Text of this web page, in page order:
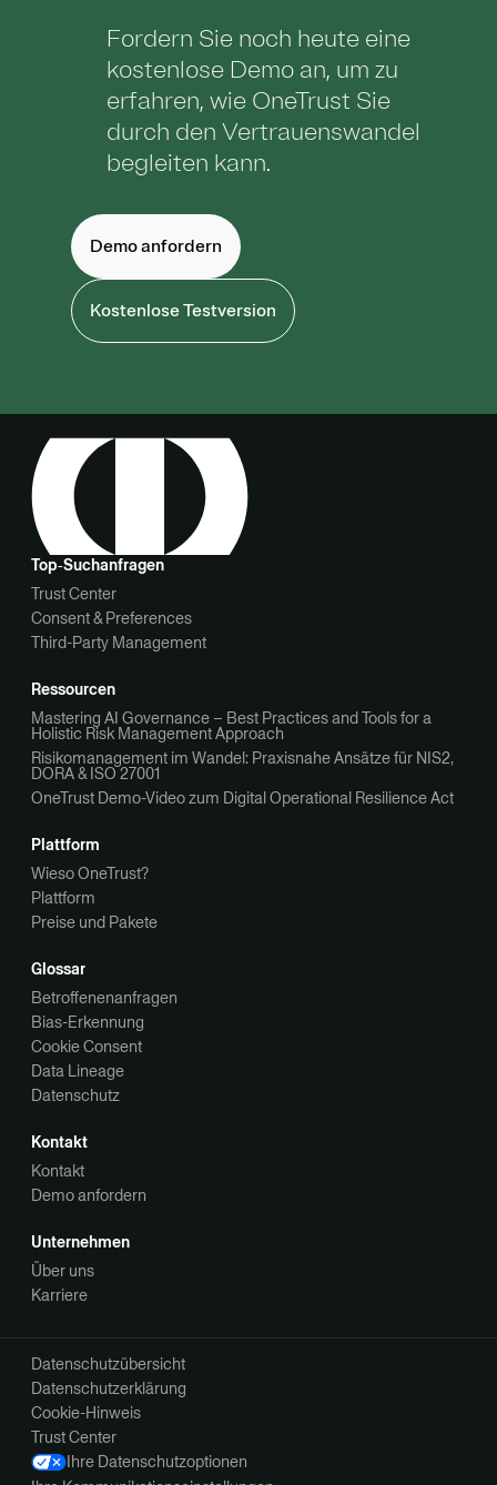
Fordern Sie noch heute eine
kostenlose Demo an, um zu
erfahren, wie OneTrust Sie
durch den Vertrauenswandel
begleiten kann.
Demo anfordern
Kostenlose Testversion
Top‑Suchanfragen
Trust Center
Consent & Preferences
Third-Party Management
Ressourcen
Mastering AI Governance – Best Practices and Tools for a
Holistic Risk Management Approach
Risikomanagement im Wandel: Praxisnahe Ansätze für NIS2,
DORA & ISO 27001
OneTrust Demo-Video zum Digital Operational Resilience Act
Plattform
Wieso OneTrust?
Plattform
Preise und Pakete
Glossar
Betroffenenanfragen
Bias-Erkennung
Cookie Consent
Data Lineage
Datenschutz
Kontakt
Kontakt
Demo anfordern
Unternehmen
Über uns
Karriere
Datenschutzübersicht
Datenschutzerklärung
Cookie-Hinweis
Trust Center
Ihre Datenschutzoptionen